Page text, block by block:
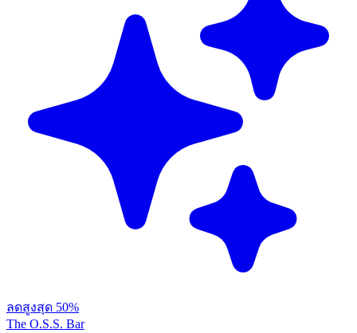
ลดสูงสุด 50%
The O.S.S. Bar